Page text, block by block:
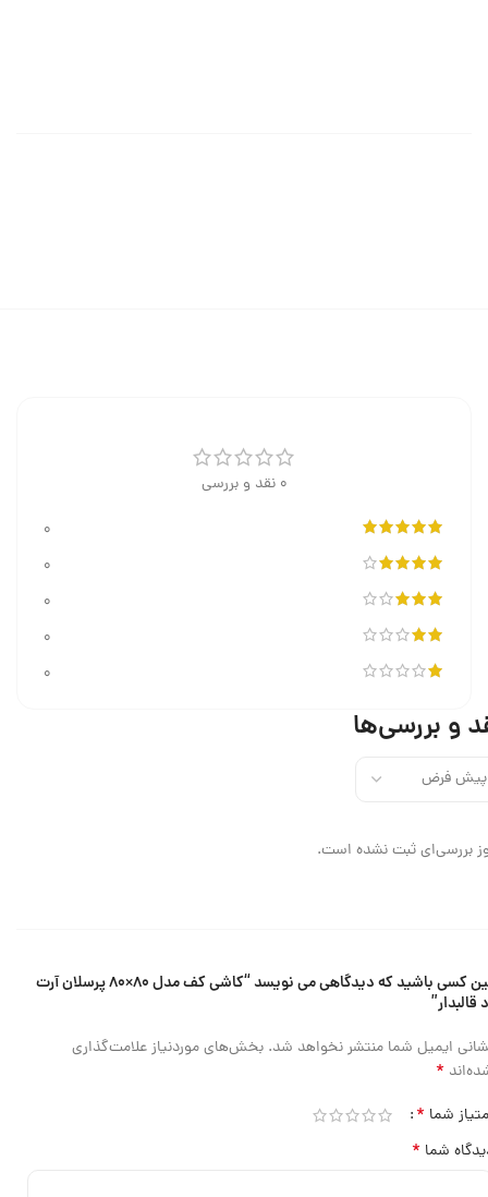
0 نقد و بررسی
0
0
0
0
0
و بررسی‌ها
بررسی‌ای ثبت نشده است.
اولین کسی باشید که دیدگاهی می نویسد “کاشی کف مدل ۸۰×۸۰ پرسلان آرت
قالبدار”
ایمیل شما منتشر نخواهد شد. بخش‌های موردنیاز علامت‌گذاری
*
شما *
شما *